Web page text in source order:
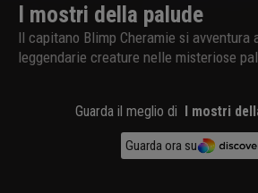
I mostri della palude
Il capitano Blimp Cheramie si avventura
leggendarie creature nelle misteriose
Guarda il meglio di I mostri
Guarda ora su